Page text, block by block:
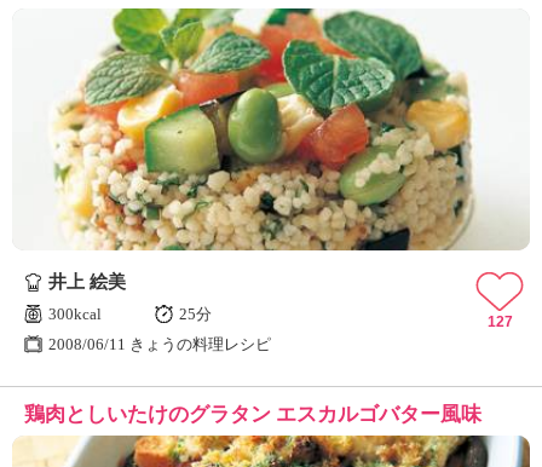
井上 絵美
300kcal
25分
2008/06/11 きょうの料理レシピ
127
鶏肉としいたけのグラタン エスカルゴバター風味